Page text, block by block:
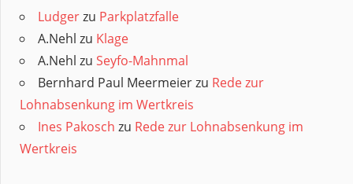
Ludgerzu Parkplatzfalle
A.Nehl zu Klage
A.Nehl zu Seyfo-Mahnmal
Bernhard Paul Meermeierzu Rede zur
Lohnabsenkung im Wertkreis
Ines Pakosch zu Rede zur Lohnabsenkung im
Wertkreis